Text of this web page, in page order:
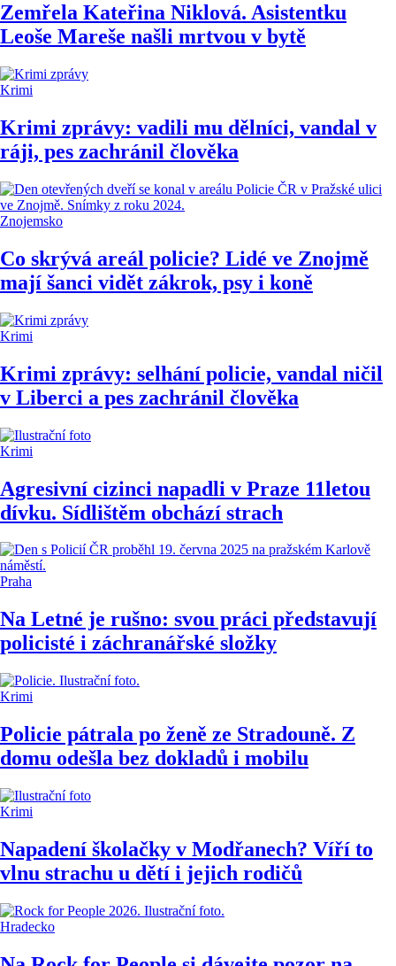
Zemřela Kateřina Niklová. Asistentku
Leoše Mareše našli mrtvou v bytě
Krimi
Krimi zprávy: vadili mu dělníci, vandal v
ráji, pes zachránil člověka
Znojemsko
Co skrývá areál policie? Lidé ve Znojmě
mají šanci vidět zákrok, psy i koně
Krimi
Krimi zprávy: selhání policie, vandal ničil
v Liberci a pes zachránil člověka
Krimi
Agresivní cizinci napadli v Praze 11letou
dívku. Sídlištěm obchází strach
Praha
Na Letné je rušno: svou práci představují
policisté i záchranářské složky
Krimi
Policie pátrala po ženě ze Stradouně. Z
domu odešla bez dokladů i mobilu
Krimi
Napadení školačky v Modřanech? Víří to
vlnu strachu u dětí i jejich rodičů
Hradecko